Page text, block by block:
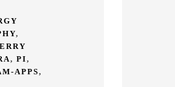
,
, PI,
APPS,